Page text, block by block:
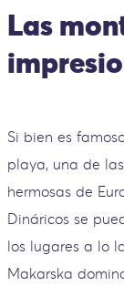
Las
Si bien es
playa, una de
hermosas de
Dináricos se
los lugares a lo
Makarska